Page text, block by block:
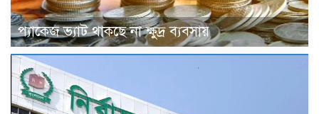
প্যাকেজ ভ্যাট থাকছে না ক্ষুদ্র ব্যবসায়